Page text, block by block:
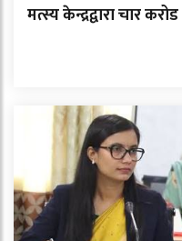
मत्स्य केन्द्रद्वारा चार